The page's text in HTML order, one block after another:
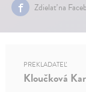
Zdielať na
PREKLADATEĽ
Kloučková